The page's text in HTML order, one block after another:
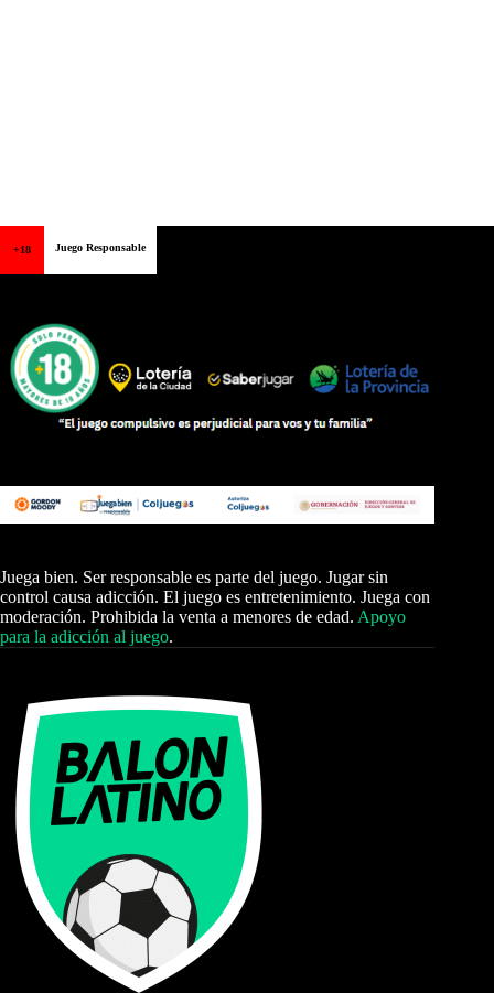
+18 Juego Responsable
Juega bien. Ser responsable es parte del juego. Jugar sin
control causa adicción. El juego es entretenimiento. Juega con
moderación. Prohibida la venta a menores de edad. Apoyo
para la adicción al juego.